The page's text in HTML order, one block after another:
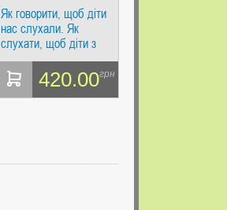
Як говорити, щоб діти
нас слухали. Як
слухати, щоб діти з
нами говорили
(видання друге,
виправлене)420.00грн